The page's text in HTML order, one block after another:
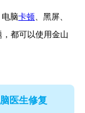
脑卡顿、黑屏、
都可以使用金山
医生修复